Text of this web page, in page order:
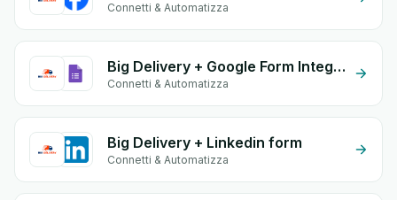
Connetti & Automatizza
Big Delivery + Google Form Integration
Connetti & Automatizza
Big Delivery + Linkedin form
Connetti & Automatizza